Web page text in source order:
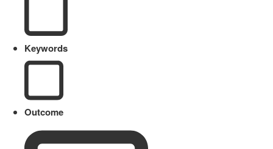
Keywords
Outcome